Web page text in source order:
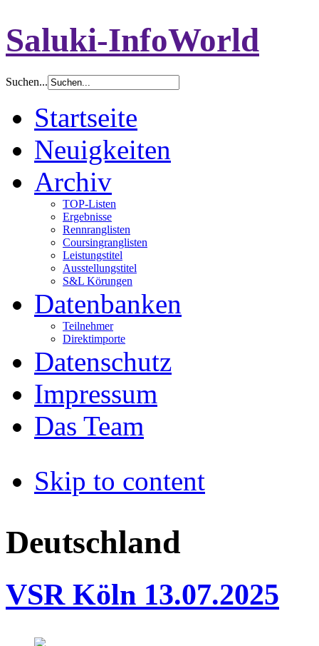
Saluki-InfoWorld
Suchen...
Startseite
Neuigkeiten
Archiv
TOP-Listen
Ergebnisse
Rennranglisten
Coursingranglisten
Leistungstitel
Ausstellungstitel
S&L Körungen
Datenbanken
Teilnehmer
Direktimporte
Datenschutz
Impressum
Das Team
Skip to content
Deutschland
VSR Köln 13.07.2025